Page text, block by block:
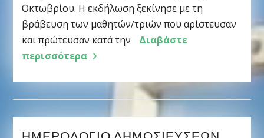
Οκτωβρίου. Η εκδήλωση ξεκίνησε με τη
βράβευση των μαθητών/τριών που αρίστευσαν
και πρώτευσαν κατά την
Διαβάστε
περισσότερα